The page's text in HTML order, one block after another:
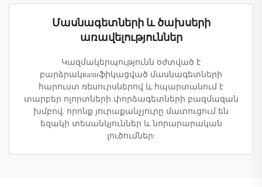
Մասնագետների և ծախսերի
առավելություններ
Կազմակերպությունն օժտված է
բարձրակвалиֆիկացված մասնագետների
հարուստ ռեսուրսներով և հպարտանում է
տարբեր ոլորտների փորձագետների բազմազան
խմբով, որոնք յուրաքանչյուրը մատուցում են
եզակի տեսանկյուններ և նորարարական
լուծումներ: